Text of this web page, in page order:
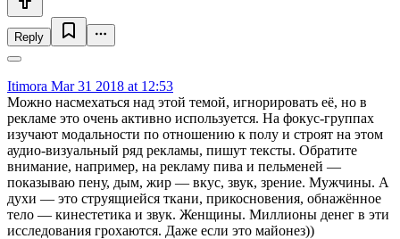
Reply
Itimora Mar 31 2018 at 12:53
Можно насмехаться над этой темой, игнорировать её, но в
рекламе это очень активно используется. На фокус-группах
изучают модальности по отношению к полу и строят на этом
аудио-визуальный ряд рекламы, пишут тексты. Обратите
внимание, например, на рекламу пива и пельменей —
показываю пену, дым, жир — вкус, звук, зрение. Мужчины. А
духи — это струящиейся ткани, прикосновения, обнажённое
тело — кинестетика и звук. Женщины. Миллионы денег в эти
исследования грохаются. Даже если это майонез))